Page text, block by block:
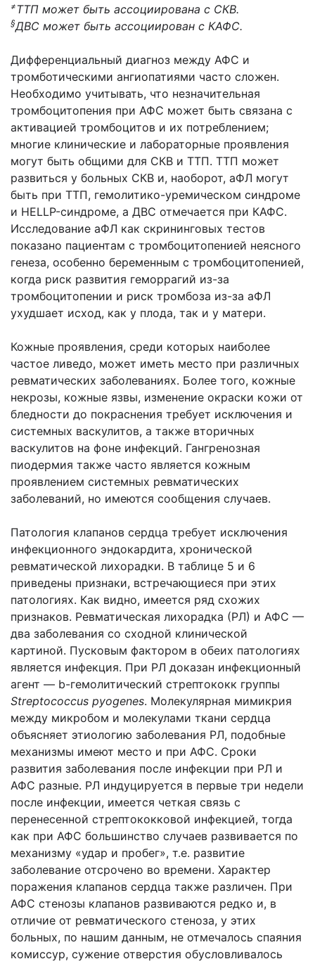
≠ТТП может быть ассоциирована с СКВ.
§ДВС может быть ассоциирован с КАФС.
Дифференциальный диагноз между АФС и
тромботическими ангиопатиями часто сложен.
Необходимо учитывать, что незначительная
тромбоцитопения при АФС может быть связана с
активацией тромбоцитов и их потреблением;
многие клинические и лабораторные проявления
могут быть общими для СКВ и ТТП. ТТП может
развиться у больных СКВ и, наоборот, аФЛ могут
быть при ТТП, гемолитико-уремическом синдроме
и HELLP-синдроме, а ДВС отмечается при КАФС.
Исследование аФЛ как скрининговых тестов
показано пациентам с тромбоцитопенией неясного
генеза, особенно беременным с тромбоцитопенией,
когда риск развития геморрагий из-за
тромбоцитопении и риск тромбоза из-за аФЛ
ухудшает исход, как у плода, так и у матери.
Кожные проявления, среди которых наиболее
частое ливедо, может иметь место при различных
ревматических заболеваниях. Более того, кожные
некрозы, кожные язвы, изменение окраски кожи от
бледности до покраснения требует исключения и
системных васкулитов, а также вторичных
васкулитов на фоне инфекций. Гангренозная
пиодермия также часто является кожным
проявлением системных ревматических
заболеваний, но имеются сообщения случаев.
Патология клапанов сердца требует исключения
инфекционного эндокардита, хронической
ревматической лихорадки. В таблице 5 и 6
приведены признаки, встречающиеся при этих
патологиях. Как видно, имеется ряд схожих
признаков. Ревматическая лихорадка (РЛ) и АФС —
два заболевания со сходной клинической
картиной. Пусковым фактором в обеих патологиях
является инфекция. При РЛ доказан инфекционный
агент — b-гемолитический стрептококк группы
Streptococcus pyogenes. Молекулярная мимикрия
между микробом и молекулами ткани сердца
объясняет этиологию заболевания РЛ, подобные
механизмы имеют место и при АФС. Сроки
развития заболевания после инфекции при РЛ и
АФС разные. РЛ индуцируется в первые три недели
после инфекции, имеется четкая связь с
перенесенной стрептококковой инфекцией, тогда
как при АФС большинство случаев развивается по
механизму «удар и пробег», т.е. развитие
заболевание отсрочено во времени. Характер
поражения клапанов сердца также различен. При
АФС стенозы клапанов развиваются редко и, в
отличие от ревматического стеноза, у этих
больных, по нашим данным, не отмечалось спаяния
комиссур, сужение отверстия обусловливалось